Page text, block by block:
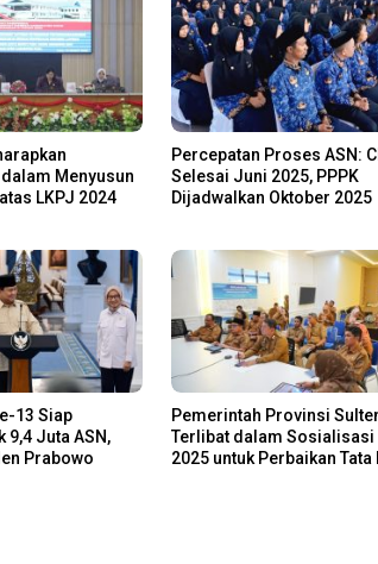
Menyusun
LKPJ 2024
Percepatan Proses ASN:
Selesai Juni 2025, PPPK
Dijadwalkan Oktober 2025
13 Siap
9,4 Juta ASN,
Prabowo
Pemerintah Provinsi
Terlibat dalam Sosialisasi
2025 untuk Perbaikan Tata